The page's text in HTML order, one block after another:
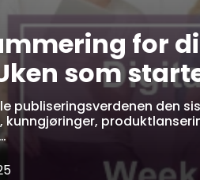
for
som
publiseringsverdenen den